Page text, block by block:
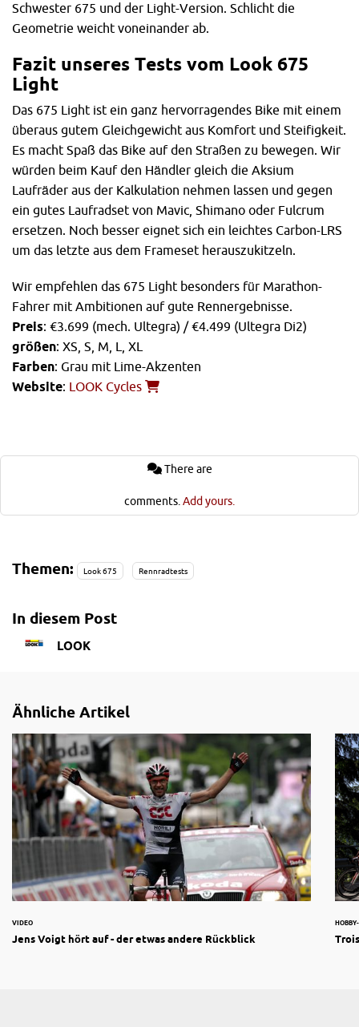
Schwester 675 und der Light-Version. Schlicht die
Geometrie weicht voneinander ab.
Fazit unseres Tests vom Look 675
Light
Das 675 Light ist ein ganz hervorragendes Bike mit einem
überaus gutem Gleichgewicht aus Komfort und Steifigkeit.
Es macht Spaß das Bike auf den Straßen zu bewegen. Wir
würden beim Kauf den Händler gleich die Aksium
Laufräder aus der Kalkulation nehmen lassen und gegen
ein gutes Laufradset von Mavic, Shimano oder Fulcrum
ersetzen. Noch besser eignet sich ein leichtes Carbon-LRS
um das letzte aus dem Frameset herauszukitzeln.
Wir empfehlen das 675 Light besonders für Marathon-
Fahrer mit Ambitionen auf gute Rennergebnisse.
Preis: €3.699 (mech. Ultegra) / €4.499 (Ultegra Di2)
größen: XS, S, M, L, XL
Farben: Grau mit Lime-Akzenten
Website: LOOK Cycles
comments.Add yours.
Themen: Look 675 Rennradtests
In diesem Post
LOOK
Ähnliche Artikel
VIDEO
Jens Voigt hört auf - der etwas andere Rückblick